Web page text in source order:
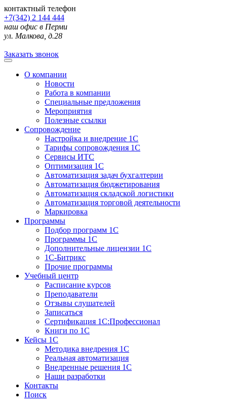
контактный телефон
+7(342) 2 144 444
наш офис в Перми
ул. Малкова, д.28
Заказать звонок
О компании
Новости
Работа в компании
Специальные предложения
Мероприятия
Полезные ссылки
Сопровождение
Настройка и внедрение 1С
Тарифы сопровождения 1С
Сервисы ИТС
Оптимизация 1С
Автоматизация задач бухгалтерии
Автоматизация бюджетирования
Автоматизация складской логистики
Автоматизация торговой деятельности
Маркировка
Программы
Подбор программ 1С
Программы 1С
Дополнительные лицензии 1С
1С-Битрикс
Прочие программы
Учебный центр
Расписание курсов
Преподаватели
Отзывы слушателей
Записаться
Сертификация 1С:Профессионал
Книги по 1С
Кейсы 1С
Методика внедрения 1С
Реальная автоматизация
Внедренные решения 1С
Наши разработки
Контакты
Поиск